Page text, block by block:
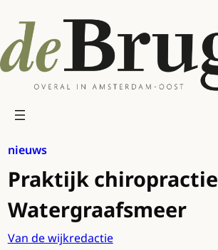
naar
de
inhoud
nieuws
Praktijk chiropractie
Watergraafsmeer
Van de wijkredactie